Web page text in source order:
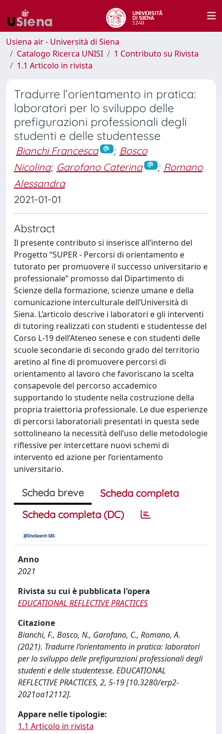
Usiena air - Università di Siena
Catalogo Ricerca UNISI
1 Contributo su Rivista
1.1 Articolo in rivista
Tradurre l’orientamento in pratica:
laboratori per lo sviluppo delle
prefigurazioni professionali degli
studenti e delle studentesse
Bianchi Francesca ; Bosco
Nicolina; Garofano Caterina ; Romano
Alessandra
2021-01-01
Abstract
Il presente contributo si inserisce all’interno del
Progetto “SUPER - Percorsi di orientamento e
tutorato per promuovere il successo universitario e
professionale” promosso dal Dipartimento di
Scienze della formazione, scienze umane e della
comunicazione interculturale dell’Università di
Siena. L’articolo descrive i laboratori e gli interventi
di tutoring realizzati con studenti e studentesse del
Corso L-19 dell’Ateneo senese e con studenti delle
scuole secondarie di secondo grado del territorio
aretino al fine di promuovere percorsi di
orientamento al lavoro che favoriscano la scelta
consapevole del percorso accademico
supportando lo studente nella costruzione della
propria traiettoria professionale. Le due esperienze
di percorsi laboratoriali presentati in questa sede
sottolineano la necessità dell’uso delle metodologie
riflessive per intercettare nuovi schemi di
intervento ed azione per l’orientamento
universitario.
Scheda breve
Scheda completa
Scheda completa (DC)
Anno
2021
Rivista su cui è pubblicata l'opera
EDUCATIONAL REFLECTIVE PRACTICES
Citazione
Bianchi, F., Bosco, N., Garofano, C., Romano, A.
(2021). Tradurre l’orientamento in pratica: laboratori
per lo sviluppo delle prefigurazioni professionali degli
studenti e delle studentesse. EDUCATIONAL
REFLECTIVE PRACTICES, 2, 5-19 [10.3280/erp2-
2021oa12112].
Appare nelle tipologie:
1.1 Articolo in rivista